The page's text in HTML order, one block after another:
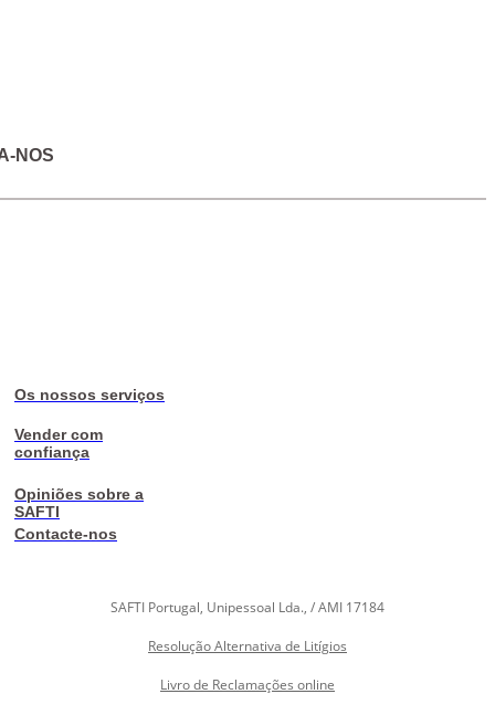
NOS
Os nossos serviços
Vender com
confiança
Opiniões sobre a
SAFTI
Contacte-nos
SAFTI Portugal, Unipessoal Lda., / AMI 17184
Resolução Alternativa de Litígios
Livro de Reclamações online